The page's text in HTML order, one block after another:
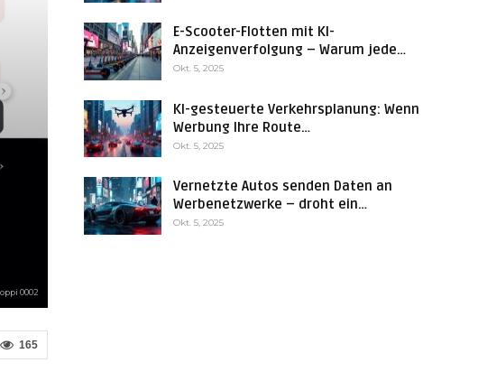
0002
165
E-Scooter-Flotten mit KI-
Anzeigenverfolgung – Warum jede…
Okt. 5, 2025
KI-gesteuerte Verkehrsplanung: Wenn
Werbung Ihre Route…
Okt. 5, 2025
Vernetzte Autos senden Daten an
Werbenetzwerke – droht ein…
Okt. 5, 2025